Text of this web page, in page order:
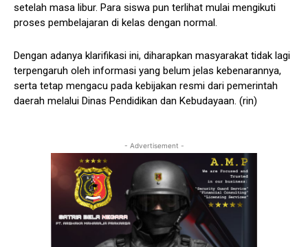
setelah masa libur. Para siswa pun terlihat mulai mengikuti
proses pembelajaran di kelas dengan normal.
Dengan adanya klarifikasi ini, diharapkan masyarakat tidak lagi
terpengaruh oleh informasi yang belum jelas kebenarannya,
serta tetap mengacu pada kebijakan resmi dari pemerintah
daerah melalui Dinas Pendidikan dan Kebudayaan. (rin)
- Advertisement -